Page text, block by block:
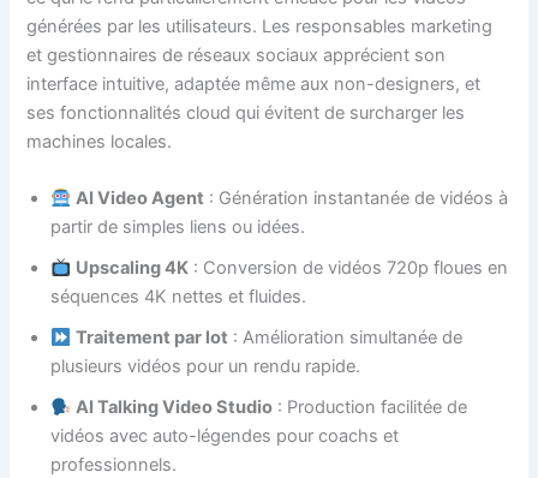
générées par les utilisateurs. Les responsables marketing
et gestionnaires de réseaux sociaux apprécient son
interface intuitive, adaptée même aux non-designers, et
ses fonctionnalités cloud qui évitent de surcharger les
machines locales.
AI Video Agent : Génération instantanée de vidéos à
partir de simples liens ou idées.
Upscaling 4K : Conversion de vidéos 720p floues en
séquences 4K nettes et fluides.
Traitement par lot : Amélioration simultanée de
plusieurs vidéos pour un rendu rapide.
AI Talking Video Studio : Production facilitée de
vidéos avec auto-légendes pour coachs et
professionnels.